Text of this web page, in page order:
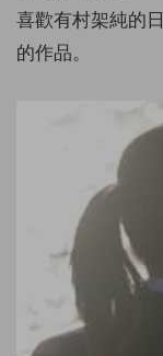
喜歡有村架純的
的作品。